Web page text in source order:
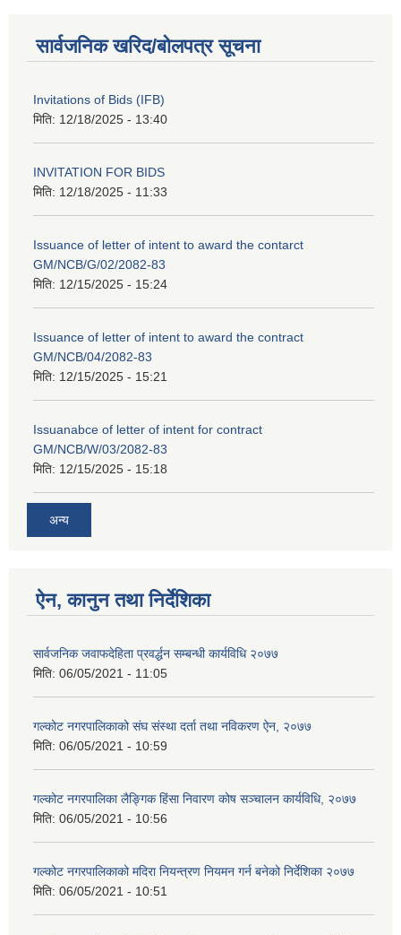
सार्वजनिक खरिद/बोलपत्र सूचना
Invitations of Bids (IFB)
मिति: 12/18/2025 - 13:40
INVITATION FOR BIDS
मिति: 12/18/2025 - 11:33
Issuance of letter of intent to award the contarct
GM/NCB/G/02/2082-83
मिति: 12/15/2025 - 15:24
Issuance of letter of intent to award the contract
GM/NCB/04/2082-83
मिति: 12/15/2025 - 15:21
Issuanabce of letter of intent for contract
GM/NCB/W/03/2082-83
मिति: 12/15/2025 - 15:18
अन्य
ऐन, कानुन तथा निर्देशिका
सार्वजनिक जवाफदेहिता प्रवर्द्धन सम्बन्धी कार्यविधि २०७७
मिति: 06/05/2021 - 11:05
गल्कोट नगरपालिकाको संघ संस्था दर्ता तथा नविकरण ऐन, २०७७
मिति: 06/05/2021 - 10:59
गल्कोट नगरपालिका लैङ्गिक हिंसा निवारण कोष सञ्चालन कार्यविधि, २०७७
मिति: 06/05/2021 - 10:56
गल्कोट नगरपालिकाको मदिरा नियन्त्रण नियमन गर्न बनेको निर्देशिका २०७७
मिति: 06/05/2021 - 10:51